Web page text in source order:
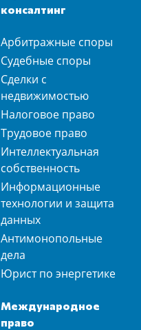
консалтинг
Арбитражные споры
Судебные споры
Сделки с
недвижимостью
Налоговое право
Трудовое право
Интеллектуальная
собственность
Информационные
технологии и защита
данных
Антимонопольные
дела
Юрист по энергетике
Международное
право